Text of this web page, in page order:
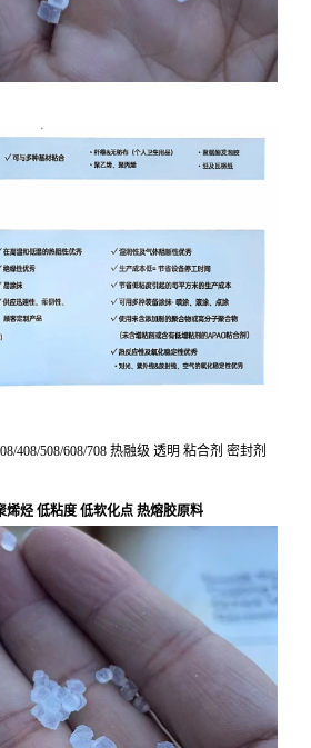
408/508/608/708 热融级 透明 粘合剂 密封剂
烯烃 低粘度 低软化点 热熔胶原料